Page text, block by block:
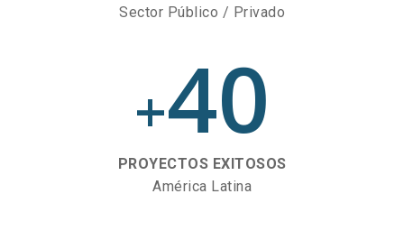
Sector Público / Privado
+40
PROYECTOS EXITOSOS
América Latina